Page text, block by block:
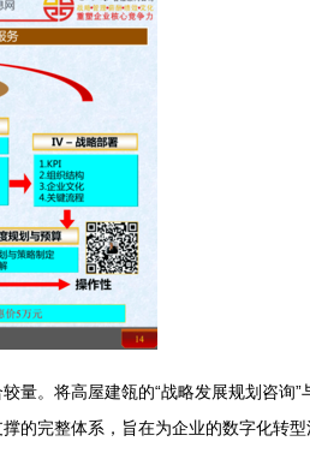
。将高屋建瓴的“战略发展规划咨询”
的完整体系，旨在为企业的数字化转型